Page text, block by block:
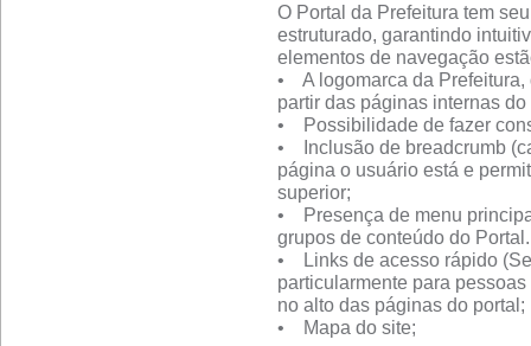
O Portal da Prefeitura tem
estruturado, garantindo
elementos de navegação
• A logomarca da Prefeitura,
partir das páginas internas do
• Possibilidade de fazer
• Inclusão de breadcrumb
página o usuário está e
superior;
• Presença de menu
grupos de conteúdo do Portal.
• Links de acesso rápido
particularmente para
no alto das páginas do portal;
• Mapa do site;